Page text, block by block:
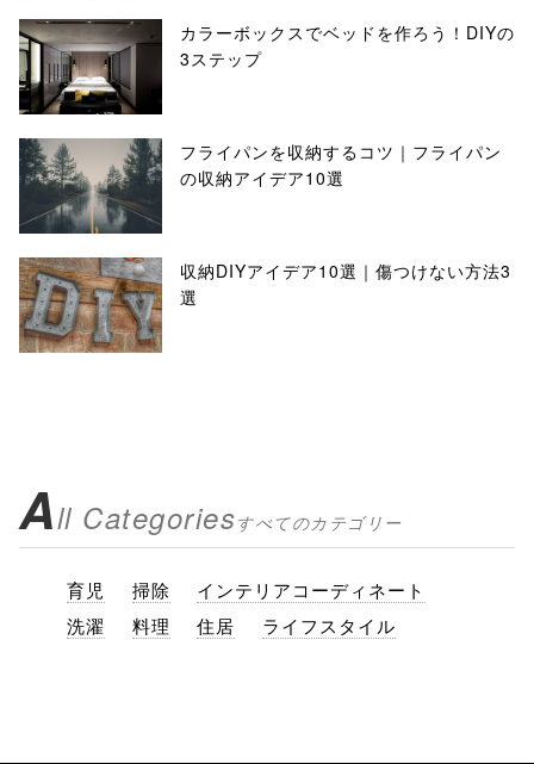
カラーボックスでベッドを作ろう！DIYの
3ステップ
フライパンを収納するコツ｜フライパン
の収納アイデア10選
収納DIYアイデア10選｜傷つけない方法3
選
All Categoriesすべてのカテゴリー
育児 掃除
インテリアコーディネート
洗濯
料理 住居 ライフスタイル